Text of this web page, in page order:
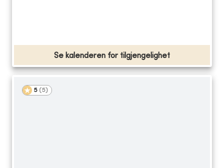
Se kalenderen for tilgjengelighet
5 (5)